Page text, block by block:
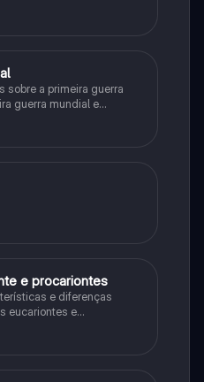
sobre a primeira guerra
guerra mundial e
Guerra Mundial, fases da
e procariontes
e diferenças
eucariontes e